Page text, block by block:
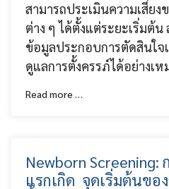
สามารถประเมินความเสี่ย
ต่าง ๆ ได้ตั้งแต่ระยะเริ่ม
ข้อมูลประกอบการตัดสินใจ
ดูแลการตั้งครรภ์ได้อย่างเห
Read more …
Newborn Screening:
แรกเกิด จุดเริ่มต้นขอ